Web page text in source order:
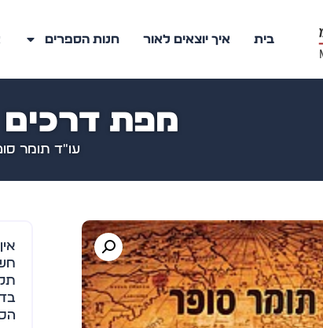
בית איך יוצאים לאור חנות הספרים
מפת דרכים
עו"ד תומר